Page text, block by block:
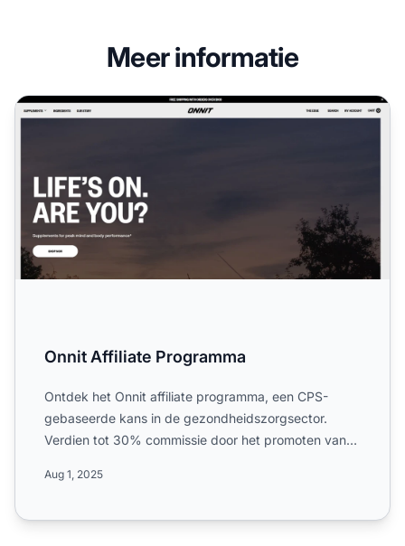
Meer informatie
Onnit Affiliate Programma
Onnit Affiliate Programma
Ontdek het Onnit affiliate programma, een CPS-
gebaseerde kans in de gezondheidszorgsector.
Verdien tot 30% commissie door het promoten van
Aug 1, 2025